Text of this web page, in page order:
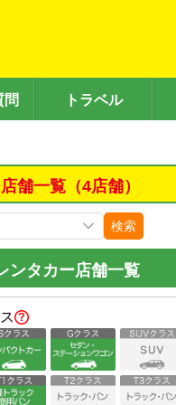
問 トラベル
舗一覧（4店舗）
検索
ンタカー店舗一覧